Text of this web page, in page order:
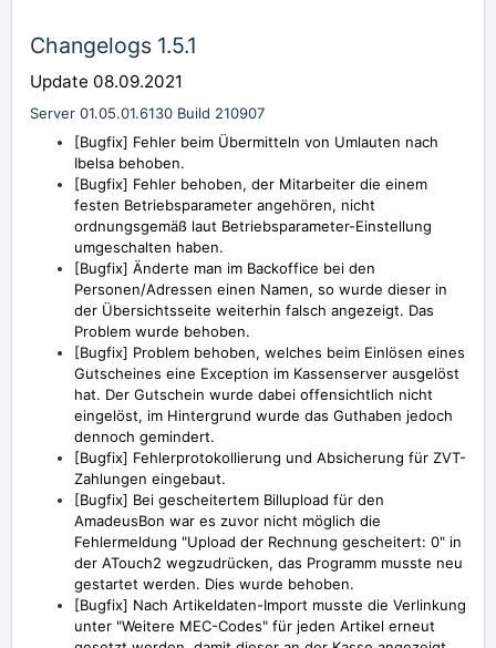
Changelogs 1.5.1
Update 08.09.2021
Server 01.05.01.6130 Build 210907
[Bugfix] Fehler beim Übermitteln von Umlauten nach
Ibelsa behoben.
[Bugfix] Fehler behoben, der Mitarbeiter die einem
festen Betriebsparameter angehören, nicht
ordnungsgemäß laut Betriebsparameter-Einstellung
umgeschalten haben.
[Bugfix] Änderte man im Backoffice bei den
Personen/Adressen einen Namen, so wurde dieser in
der Übersichtsseite weiterhin falsch angezeigt. Das
Problem wurde behoben.
[Bugfix] Problem behoben, welches beim Einlösen eines
Gutscheines eine Exception im Kassenserver ausgelöst
hat. Der Gutschein wurde dabei offensichtlich nicht
eingelöst, im Hintergrund wurde das Guthaben jedoch
dennoch gemindert.
[Bugfix] Fehlerprotokollierung und Absicherung für ZVT-
Zahlungen eingebaut.
[Bugfix] Bei gescheitertem Billupload für den
AmadeusBon war es zuvor nicht möglich die
Fehlermeldung "Upload der Rechnung gescheitert: 0" in
der ATouch2 wegzudrücken, das Programm musste neu
gestartet werden. Dies wurde behoben.
[Bugfix] Nach Artikeldaten-Import musste die Verlinkung
unter "Weitere MEC-Codes" für jeden Artikel erneut